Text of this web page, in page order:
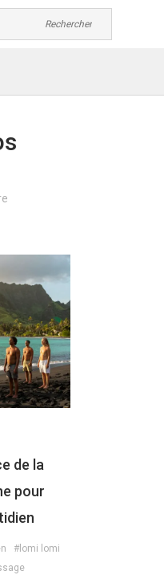
de la
pour
#lomi lomi